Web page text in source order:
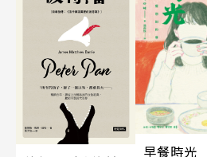
早餐時光